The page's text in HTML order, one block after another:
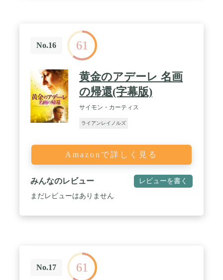
No.16 61
黄金のアデーレ 名画
の帰還(字幕版)
サイモン・カーティス
ライアンレイノルズ
Amazonで詳しく見る
みんなのレビュー レビューを書く
まだレビューはありません
No.17 61